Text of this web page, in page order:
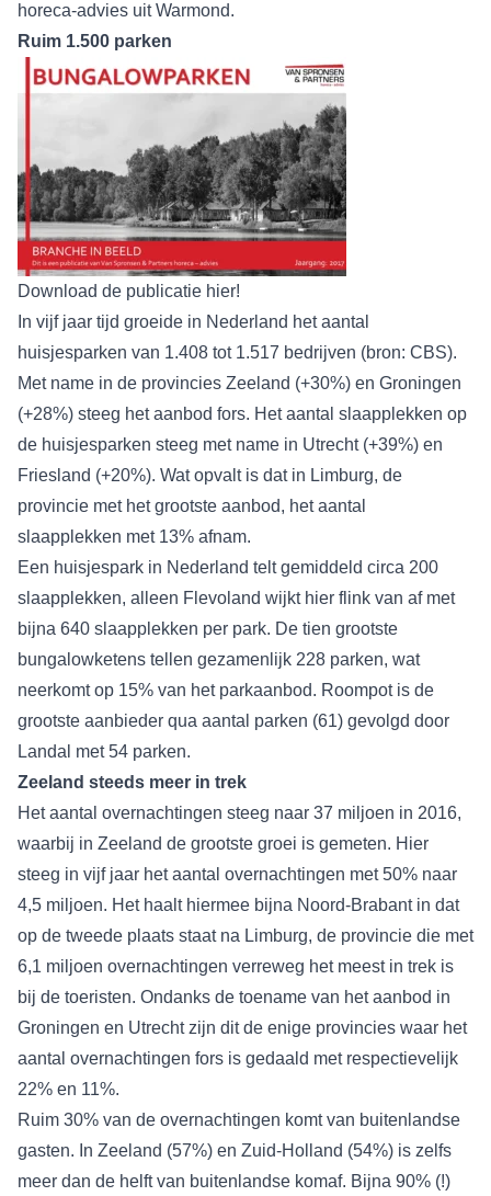
horeca-advies uit Warmond.
Ruim 1.500 parken
Download de publicatie hier!
In vijf jaar tijd groeide in Nederland het aantal
huisjesparken van 1.408 tot 1.517 bedrijven (bron: CBS).
Met name in de provincies Zeeland (+30%) en Groningen
(+28%) steeg het aanbod fors. Het aantal slaapplekken op
de huisjesparken steeg met name in Utrecht (+39%) en
Friesland (+20%). Wat opvalt is dat in Limburg, de
provincie met het grootste aanbod, het aantal
slaapplekken met 13% afnam.
Een huisjespark in Nederland telt gemiddeld circa 200
slaapplekken, alleen Flevoland wijkt hier flink van af met
bijna 640 slaapplekken per park. De tien grootste
bungalowketens tellen gezamenlijk 228 parken, wat
neerkomt op 15% van het parkaanbod. Roompot is de
grootste aanbieder qua aantal parken (61) gevolgd door
Landal met 54 parken.
Zeeland steeds meer in trek
Het aantal overnachtingen steeg naar 37 miljoen in 2016,
waarbij in Zeeland de grootste groei is gemeten. Hier
steeg in vijf jaar het aantal overnachtingen met 50% naar
4,5 miljoen. Het haalt hiermee bijna Noord-Brabant in dat
op de tweede plaats staat na Limburg, de provincie die met
6,1 miljoen overnachtingen verreweg het meest in trek is
bij de toeristen. Ondanks de toename van het aanbod in
Groningen en Utrecht zijn dit de enige provincies waar het
aantal overnachtingen fors is gedaald met respectievelijk
22% en 11%.
Ruim 30% van de overnachtingen komt van buitenlandse
gasten. In Zeeland (57%) en Zuid-Holland (54%) is zelfs
meer dan de helft van buitenlandse komaf. Bijna 90% (!)